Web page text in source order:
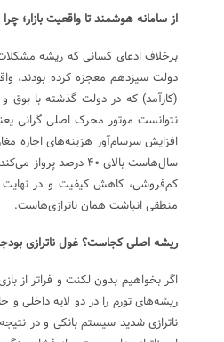
از سامانه هوشمند تا واقعیت
برخلاف ادعای کسانی که ریشه
دولت سیزدهم معجزه کرده بودند،
(کارآمد) که در دولت گذشته با بوق و
نتوانست موتور محرک اصلی گرانی
افزایش سرسام‌آور هزینه‌های اجاره
سال‌هاست بالای ۴۰
کم‌فروشی، کاهش کیفیت و در نهایت
منطقی انباشت همان ناترازی‌هاست.
ریشه اصلی کجاست؟ غول ناترازی
اگر بخواهیم بدون لکنت و فراتر از
ریشه‌های تورم را در دو لایه داخلی
ناترازی شدید سیستم بانکی و در